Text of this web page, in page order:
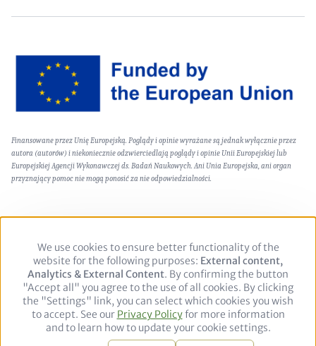
Image
Text
(optional)
Finansowane przez Unię Europejską. Poglądy i opinie wyrażane są jednak wyłącznie przez
autora (autorów) i niekoniecznie odzwierciedlają poglądy i opinie Unii Europejskiej lub
Europejskiej Agencji Wykonawczej ds. Badań Naukowych. Ani Unia Europejska, ani organ
przyznający pomoc nie mogą ponosić za nie odpowiedzialności.
Footer Polityka prywatności Nota prawna
Follow
LinkedIn
Use
of
personal
data
and
cookies
We use cookies to ensure better functionality of the
website for the following purposes: External content,
Analytics & External Content. By confirming the button
"Accept all" you agree to the use of all cookies. By clicking
the "Settings" link, you can select which cookies you wish
to accept. See our Privacy Policyfor more information
and to learn how to update your cookie settings.